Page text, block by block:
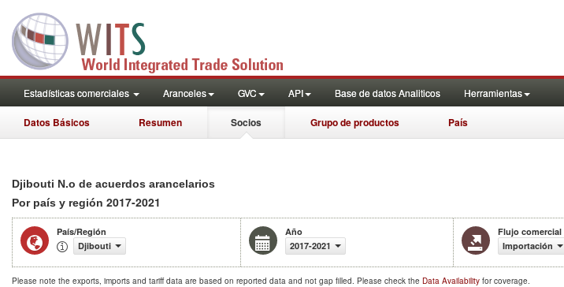
Estadísticas comerciales Aranceles GVC API Base de datos Analiticos Herramientas
Datos Básicos Resumen Socios Grupo de productos País
Djibouti N.o de acuerdos arancelarios
Por país y región 2017-2021
País/Región
Djibouti
Año
2017-2021
Flujo comercial
Importación
Please note the exports, imports and tariff data are based on reported data and not gap filled. Please check the Data Availability for coverage.